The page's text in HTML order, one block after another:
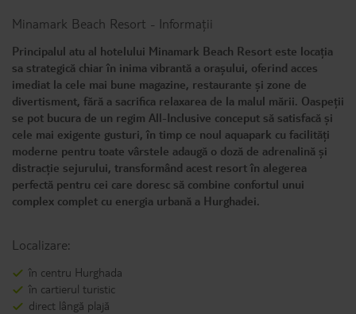
Minamark Beach Resort - Informații
Principalul atu al hotelului Minamark Beach Resort este locația
sa strategică chiar în inima vibrantă a orașului, oferind acces
imediat la cele mai bune magazine, restaurante și zone de
divertisment, fără a sacrifica relaxarea de la malul mării. Oaspeții
se pot bucura de un regim All-Inclusive conceput să satisfacă și
cele mai exigente gusturi, în timp ce noul aquapark cu facilități
moderne pentru toate vârstele adaugă o doză de adrenalină și
distracție sejurului, transformând acest resort în alegerea
perfectă pentru cei care doresc să combine confortul unui
complex complet cu energia urbană a Hurghadei.
Localizare:
în centru Hurghada
în cartierul turistic
direct lângă plajă